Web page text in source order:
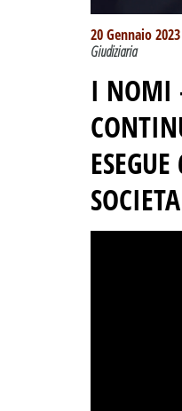
20 Gennaio 2023
Giudiziaria
I NOMI